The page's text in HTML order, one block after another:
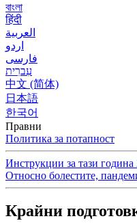
বাংলা
हिंदी
العربية
اردو
فارسی
עִברִית
中文 (简体)
日本語
한국어
Правни
Политика за потапност
Инструкции за тази година
Относно болестите,
Крайни